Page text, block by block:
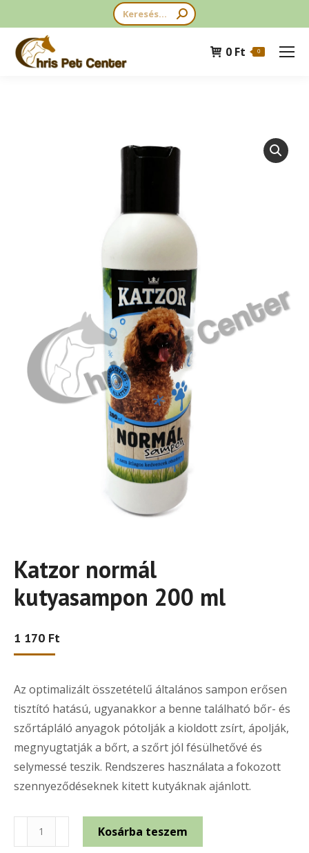
Search:
0 Ft 0
Katzor normál
kutyasampon 200 ml
1 170 Ft
Az optimalizált összetételű általános sampon erősen
tisztító hatású, ugyanakkor a benne található bőr- és
szőrtápláló anyagok pótolják a kioldott zsírt, ápolják,
megnyugtatják a bőrt, a szőrt jól fésülhetővé és
selymessé teszik. Rendszeres használata a fokozott
szennyeződéseknek kitett kutyáknak ajánlott.
Katzor
normál
Kosárba teszem